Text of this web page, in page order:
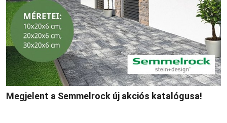
Megjelent a Semmelrock új akciós katalógusa!